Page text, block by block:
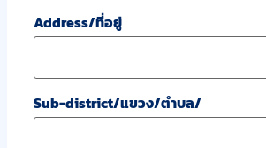
Address/ที่อยู่
Sub-district/แขวง/ตำบล/